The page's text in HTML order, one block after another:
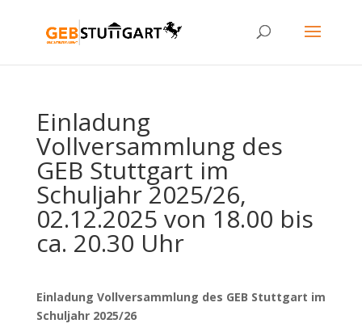
Einladung
Vollversammlung des
GEB Stuttgart im
Schuljahr 2025/26,
02.12.2025 von 18.00 bis
ca. 20.30 Uhr
Einladung Vollversammlung des GEB Stuttgart im
Schuljahr 2025/26